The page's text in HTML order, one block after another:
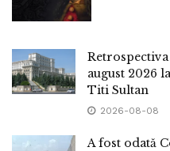
august 2026
Titi Sultan
2026-08-08
A fost odată